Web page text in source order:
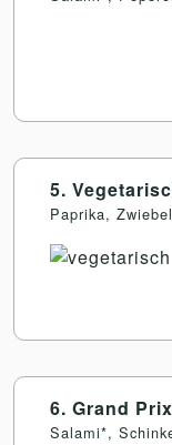
5.
Paprika,
6. Grand
Salami*,